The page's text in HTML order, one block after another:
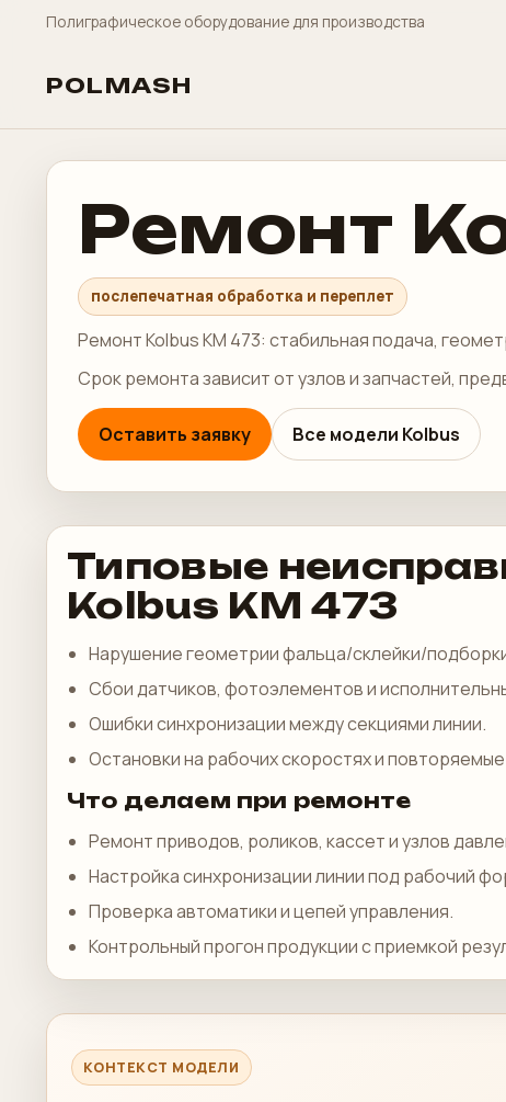
Полиграфическое оборудование для производства
POLMASH
Ремонт
послепечатная обработка и переплет
Ремонт Kolbus KM 473: стабильная подача,
Срок ремонта зависит от узлов и запчастей,
Оставить заявку Все модели Kolbus
Типовые
Kolbus KM 473
Нарушение геометрии фальца/склейки/
Сбои датчиков, фотоэлементов и
Ошибки синхронизации между секциями линии.
Остановки на рабочих скоростях и
Что делаем при ремонте
Ремонт приводов, роликов, кассет и узлов
Настройка синхронизации линии под рабочий
Проверка автоматики и цепей управления.
Контрольный прогон продукции с приемкой
КОНТЕКСТ МОДЕЛИ